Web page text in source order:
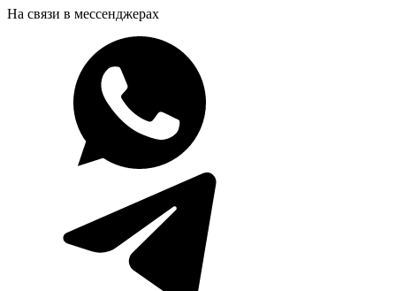
На связи в мессенджерах